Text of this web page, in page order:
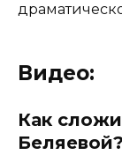
Видео:
Как
Беляевой?